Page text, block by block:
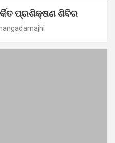
ପ୍ରଶିକ୍ଷଣ ଶିବିର